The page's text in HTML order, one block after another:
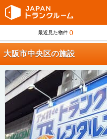
最近見た物件 0
大阪市中央区の施設